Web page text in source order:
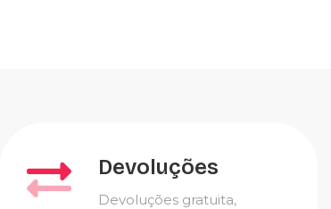
Devoluções
Devoluções gratuita,